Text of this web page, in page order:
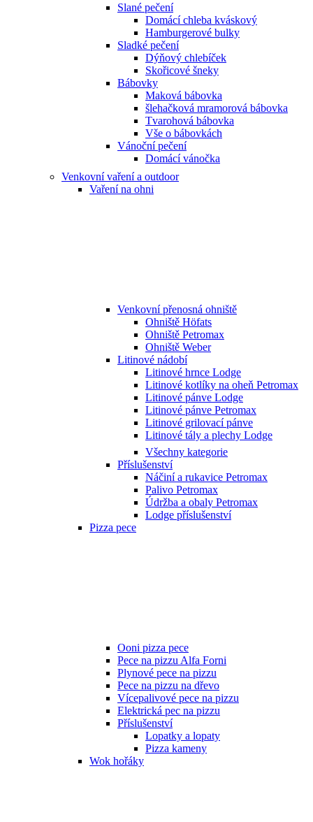
Slané pečení
Domácí chleba kváskový
Hamburgerové bulky
Sladké pečení
Dýňový chlebíček
Skořicové šneky
Bábovky
Maková bábovka
šlehačková mramorová bábovka
Tvarohová bábovka
Vše o bábovkách
Vánoční pečení
Domácí vánočka
Venkovní vaření a outdoor
Vaření na ohni
Venkovní přenosná ohniště
Ohniště Höfats
Ohniště Petromax
Ohniště Weber
Litinové nádobí
Litinové hrnce Lodge
Litinové kotlíky na oheň Petromax
Litinové pánve Lodge
Litinové pánve Petromax
Litinové grilovací pánve
Litinové tály a plechy Lodge
Všechny kategorie
Příslušenství
Náčiní a rukavice Petromax
Palivo Petromax
Údržba a obaly Petromax
Lodge příslušenství
Pizza pece
Ooni pizza pece
Pece na pizzu Alfa Forni
Plynové pece na pizzu
Pece na pizzu na dřevo
Vícepalivové pece na pizzu
Elektrická pec na pizzu
Příslušenství
Lopatky a lopaty
Pizza kameny
Wok hořáky